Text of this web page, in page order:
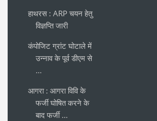
हाथरस : ARP चयन हेतु
विज्ञप्ति जारी
कंपोजिट ग्रांट घोटाले में
उन्नाव के पूर्व डीएम से
...
आगरा : आगरा विवि के
फर्जी घोषित करने के
बाद फर्जी ...